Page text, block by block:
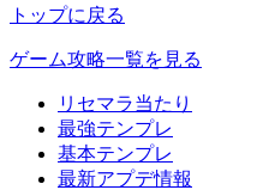
トップに戻る
ゲーム攻略一覧を見る
リセマラ当たり
最強テンプレ
基本テンプレ
最新アプデ情報